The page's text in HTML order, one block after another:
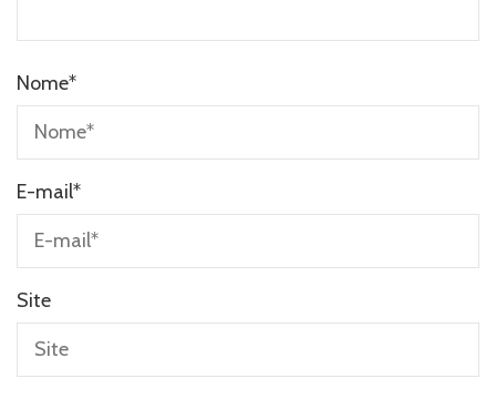
Nome*
E-mail*
Site